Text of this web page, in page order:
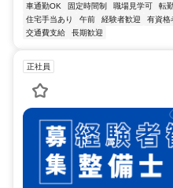
車通勤OK
固定時間制 職場見学可 転
住宅手当あり
午前 経験者歓迎 有資格
交通費支給
長期歓迎
正社員